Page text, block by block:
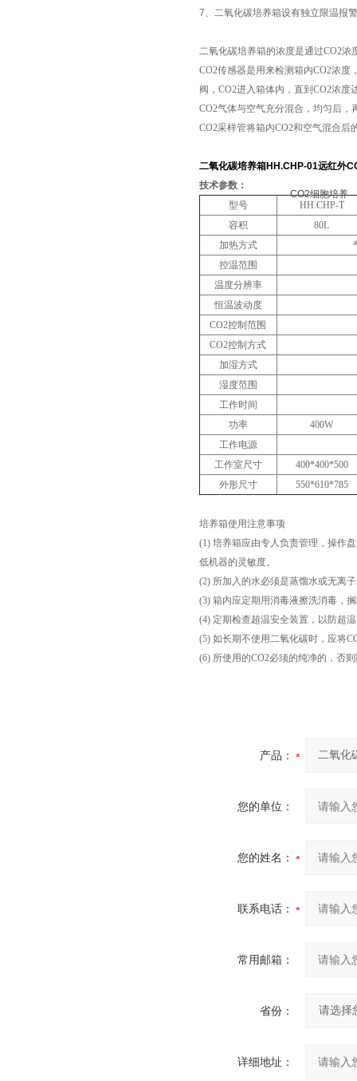
7、二氧化碳培养箱设有独立限温报
二氧化碳培养箱的浓度是通过CO2浓
CO2传感器是用来检测箱内CO2浓度
阀，CO2进入箱体内，直到CO2浓
CO2气体与空气充分混合，均匀后，
CO2采样管将箱内CO2和空气混合后
二氧化碳培养箱HH.CHP-01远红外
技术参数：
型号
HH.CHP-T
容积
80L
加热方式
控温范围
温度分辨率
恒温波动度
CO2控制范围
CO2控制方式
加湿方式
湿度范围
工作时间
功率
400W
工作电源
工作室尺寸
400*400*500
外形尺寸
550*610*785
培养箱使用注意事项
(1) 培养箱应由专人负责管理，操作
低机器的灵敏度。
(2) 所加入的水必须是蒸馏水或无离
(3) 箱内应定期用消毒液擦洗消毒，
(4) 定期检查超温安全装置，以防超
(5) 如长期不使用二氧化碳时，应将
(6) 所使用的CO2必须的纯净的，否
产品：
您的单位：
您的姓名：
联系电话：
常用邮箱：
省份：
详细地址：